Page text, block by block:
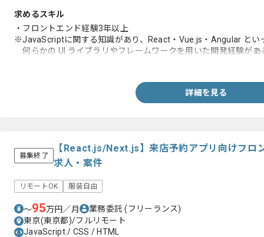
求めるスキル
・フロントエンド経験3年以上
※JavaScriptに関する知識があり、React・Vue.js・Angular とい
何らかの UI ライブラリやフレームワークを用いた開発経験があ
詳細を見る
募集終了
【React.js/Next.js】来店予約アプリ向けフロ
求人・案件
リモートOK 服装自由
〜95万円／月 業務委託(フリーランス)
東京(東京都)/フルリモート
JavaScript / CSS / HTML